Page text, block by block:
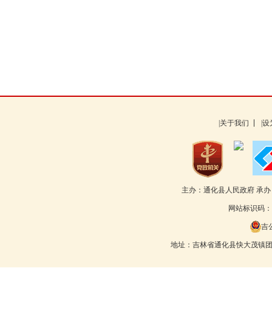
|关于我们 |
主办：通化县人民政府 承
网站标识码
吉
地址：吉林省通化县快大茂镇